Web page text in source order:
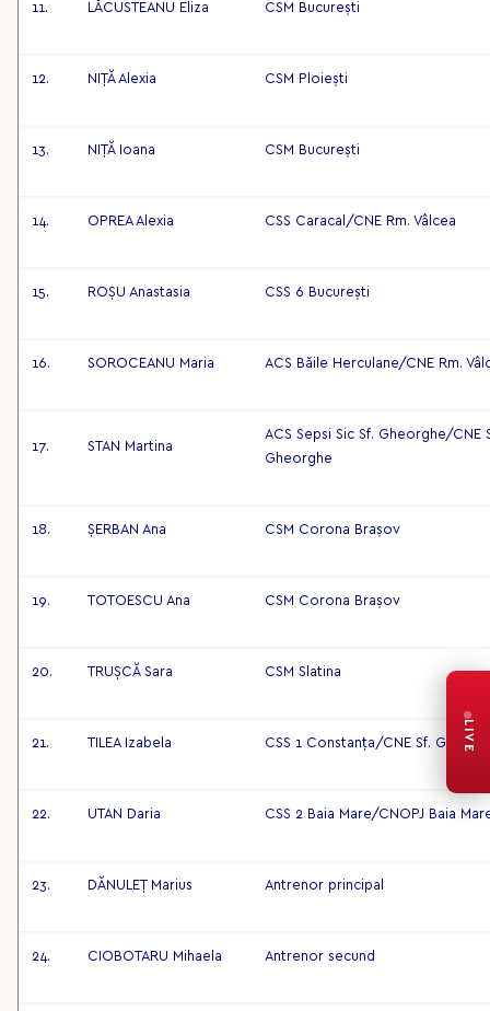
11. LĂCUSTEANU Eliza CSM București
12. NIȚĂ Alexia CSM Ploiești
13. NIȚĂ Ioana CSM București
14. OPREA Alexia CSS Caracal/CNE Rm. Vâlcea
15. ROȘU Anastasia CSS 6 București
16. SOROCEANU Maria ACS Băile Herculane/CNE Rm.
17. STAN Martina
ACS Sepsi Sic Sf. Gheorghe/CNE
Gheorghe
18. ȘERBAN Ana CSM Corona Brașov
19. TOTOESCU Ana CSM Corona Brașov
20. TRUȘCĂ Sara CSM Slatina
21. TILEA Izabela CSS 1 Constanța/CNE Sf.
22. UTAN Daria CSS 2 Baia Mare/CNOPJ Baia
23. DĂNULEȚ Marius Antrenor principal
24. CIOBOTARU Mihaela Antrenor secund
LIVE